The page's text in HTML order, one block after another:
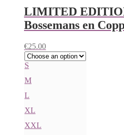
LIMITED
Bossemans en
€25.00
S
M
L
XL
XXL